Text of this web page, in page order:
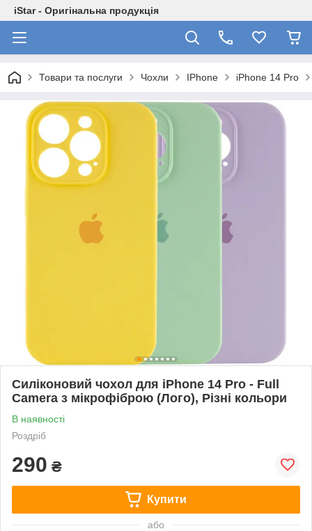
iStar - Оригінальна продукція
Товари та послуги Чохли IPhone iPhone 14 Pro
Силіконовий чохол для iPhone 14 Pro - Full
Camera з мікрофіброю (Лого), Різні кольори
В наявності
Роздріб
290 ₴
Купити
або